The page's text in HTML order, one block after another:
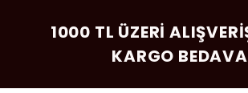
1000 TL ÜZERI
KARGO BEDAVA